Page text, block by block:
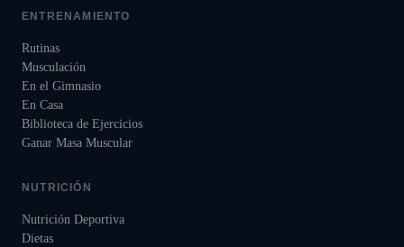
ENTRENAMIENTO
Rutinas
Musculación
En el Gimnasio
En Casa
Biblioteca de Ejercicios
Ganar Masa Muscular
NUTRICIÓN
Nutrición Deportiva
Dietas